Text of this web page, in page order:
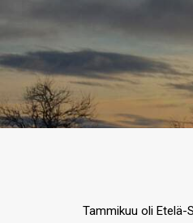
Tammikuu oli Etelä-